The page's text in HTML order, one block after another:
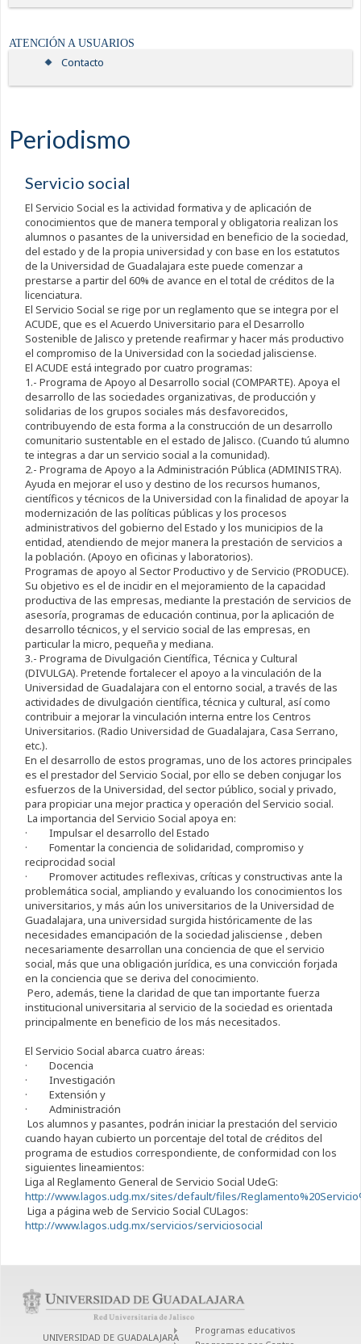
ATENCIÓN A USUARIOS
Contacto
Periodismo
Servicio social
El Servicio Social es la actividad formativa y de aplicación de
conocimientos que de manera temporal y obligatoria realizan los
alumnos o pasantes de la universidad en beneficio de la sociedad,
del estado y de la propia universidad y con base en los estatutos
de la Universidad de Guadalajara este puede comenzar a
prestarse a partir del 60% de avance en el total de créditos de la
licenciatura.
El Servicio Social se rige por un reglamento que se integra por el
ACUDE, que es el Acuerdo Universitario para el Desarrollo
Sostenible de Jalisco y pretende reafirmar y hacer más productivo
el compromiso de la Universidad con la sociedad jalisciense.
El ACUDE está integrado por cuatro programas:
1.- Programa de Apoyo al Desarrollo social (COMPARTE). Apoya el
desarrollo de las sociedades organizativas, de producción y
solidarias de los grupos sociales más desfavorecidos,
contribuyendo de esta forma a la construcción de un desarrollo
comunitario sustentable en el estado de Jalisco. (Cuando tú alumno
te integras a dar un servicio social a la comunidad).
2.- Programa de Apoyo a la Administración Pública (ADMINISTRA).
Ayuda en mejorar el uso y destino de los recursos humanos,
científicos y técnicos de la Universidad con la finalidad de apoyar la
modernización de las políticas públicas y los procesos
administrativos del gobierno del Estado y los municipios de la
entidad, atendiendo de mejor manera la prestación de servicios a
la población. (Apoyo en oficinas y laboratorios).
Programas de apoyo al Sector Productivo y de Servicio (PRODUCE).
Su objetivo es el de incidir en el mejoramiento de la capacidad
productiva de las empresas, mediante la prestación de servicios de
asesoría, programas de educación continua, por la aplicación de
desarrollo técnicos, y el servicio social de las empresas, en
particular la micro, pequeña y mediana.
3.- Programa de Divulgación Científica, Técnica y Cultural
(DIVULGA). Pretende fortalecer el apoyo a la vinculación de la
Universidad de Guadalajara con el entorno social, a través de las
actividades de divulgación científica, técnica y cultural, así como
contribuir a mejorar la vinculación interna entre los Centros
Universitarios. (Radio Universidad de Guadalajara, Casa Serrano,
etc.).
En el desarrollo de estos programas, uno de los actores principales
es el prestador del Servicio Social, por ello se deben conjugar los
esfuerzos de la Universidad, del sector público, social y privado,
para propiciar una mejor practica y operación del Servicio social.
La importancia del Servicio Social apoya en:
· Impulsar el desarrollo del Estado
· Fomentar la conciencia de solidaridad, compromiso y
reciprocidad social
· Promover actitudes reflexivas, críticas y constructivas ante la
problemática social, ampliando y evaluando los conocimientos los
universitarios, y más aún los universitarios de la Universidad de
Guadalajara, una universidad surgida históricamente de las
necesidades emancipación de la sociedad jalisciense , deben
necesariamente desarrollan una conciencia de que el servicio
social, más que una obligación jurídica, es una convicción forjada
en la conciencia que se deriva del conocimiento.
Pero, además, tiene la claridad de que tan importante fuerza
institucional universitaria al servicio de la sociedad es orientada
principalmente en beneficio de los más necesitados.
El Servicio Social abarca cuatro áreas:
· Docencia
· Investigación
· Extensión y
· Administración
Los alumnos y pasantes, podrán iniciar la prestación del servicio
cuando hayan cubierto un porcentaje del total de créditos del
programa de estudios correspondiente, de conformidad con los
siguientes lineamientos:
Liga al Reglamento General de Servicio Social UdeG:
http://www.lagos.udg.mx/sites/default/files/
Liga a página web de Servicio Social CULagos:
http://www.lagos.udg.mx/servicios/serviciosocial
UNIVERSIDAD DE GUADALAJARA
Programas educativos